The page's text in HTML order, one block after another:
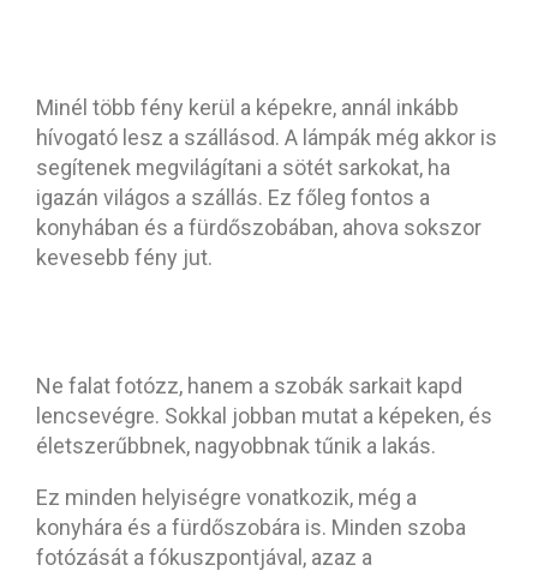
Minél több fény kerül a képekre, annál inkább
hívogató lesz a szállásod. A lámpák még akkor is
segítenek megvilágítani a sötét sarkokat, ha
igazán világos a szállás. Ez főleg fontos a
konyhában és a fürdőszobában, ahova sokszor
kevesebb fény jut.
Ne falat fotózz, hanem a szobák sarkait kapd
lencsevégre. Sokkal jobban mutat a képeken, és
életszerűbbnek, nagyobbnak tűnik a lakás.
Ez minden helyiségre vonatkozik, még a
konyhára és a fürdőszobára is. Minden szoba
fotózását a fókuszpontjával, azaz a